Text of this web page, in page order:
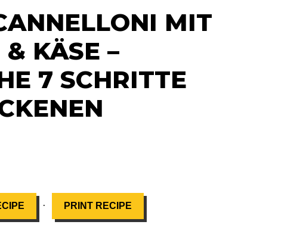
MIT
KÄSE –
7 SCHRITTE
· PRINT RECIPE